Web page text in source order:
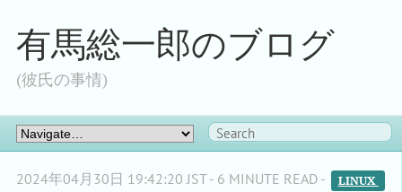
有馬総一郎のブログ
(彼氏の事情)
2024年04月30日 19:42:20 JST - 6 MINUTE READ - LINUX